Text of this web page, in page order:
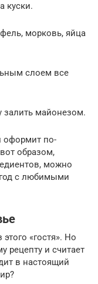
куски.
морковь, яйца
слоем все
залить майонезом.
оформит по-
образом,
можно
с любимыми
«гостя». Но
рецепту и считает
в настоящий